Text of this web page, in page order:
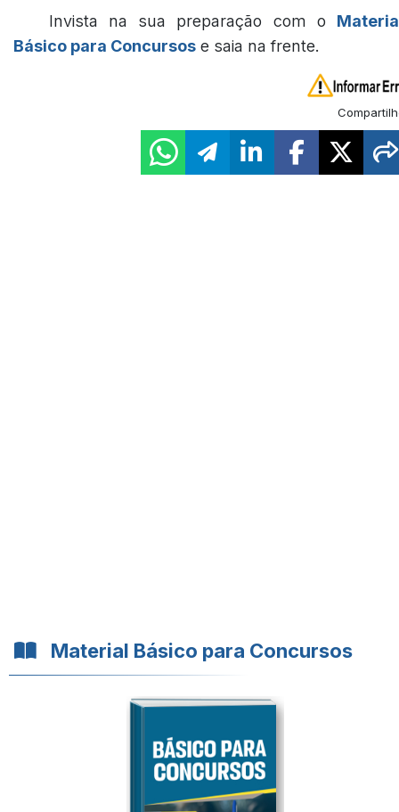
Invista na sua preparação com o
Básico para Concursos e saia na frente.
Material Básico para Concursos